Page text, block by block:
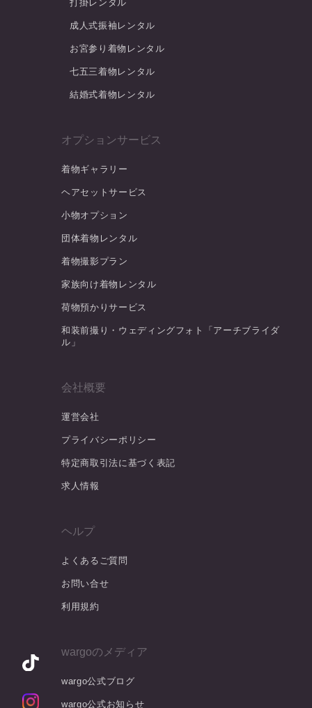
打掛レンタル
成人式振袖レンタル
お宮参り着物レンタル
七五三着物レンタル
結婚式着物レンタル
オプションサービス
着物ギャラリー
ヘアセットサービス
小物オプション
団体着物レンタル
着物撮影プラン
家族向け着物レンタル
荷物預かりサービス
和装前撮り・ウェディングフォト「アーチブライダ
ル」
会社概要
運営会社
プライバシーポリシー
特定商取引法に基づく表記
求人情報
ヘルプ
よくあるご質問
お問い合せ
利用規約
wargoのメディア
wargo公式ブログ
wargo公式お知らせ